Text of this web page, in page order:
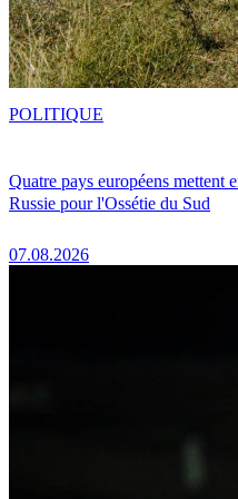
Quatre pays européens mettent
Russie pour l'Ossétie du Sud
07.08.2026
POLITIQUE